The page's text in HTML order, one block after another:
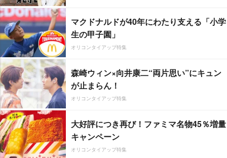
マクドナルドが40年にわたり支える「小学
生の甲子園」
オリコンタイアップ特集
森崎ウィン×向井康二“両片思い”にキュン
が止まらん！
オリコンタイアップ特集
大好評につき再び！ファミマ名物45％増量
キャンペーン
オリコンタイアップ特集